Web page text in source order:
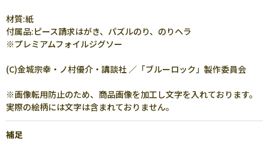
材質:紙
付属品:ピース請求はがき、パズルのり、のりヘラ
※プレミアムフォイルジグソー
(C)金城宗幸・ノ村優介・講談社 ／「ブルーロック」製作委員会
※画像転用防止のため、商品画像を加工し文字を入れております。
実際の絵柄には文字は含まれておりません。
補足